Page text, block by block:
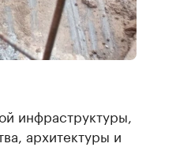
инфраструктуры,
архитектуры и